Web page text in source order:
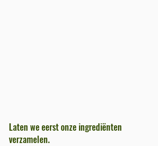
Laten we eerst onze ingrediënten
verzamelen.